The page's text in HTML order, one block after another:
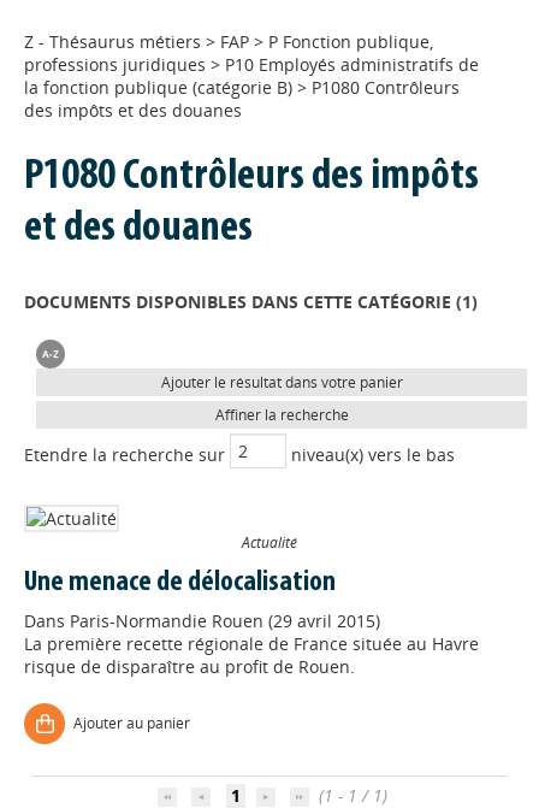
Z - Thésaurus métiers > FAP > P Fonction publique,
professions juridiques > P10 Employés administratifs de
la fonction publique (catégorie B) > P1080 Contrôleurs
des impôts et des douanes
P1080 Contrôleurs des impôts
et des douanes
DOCUMENTS DISPONIBLES DANS CETTE CATÉGORIE (1)
Ajouter le résultat dans votre panier
Affiner la recherche
Etendre la recherche sur niveau(x) vers le bas
Actualité
Une menace de délocalisation
Dans Paris-Normandie Rouen (29 avril 2015)
La première recette régionale de France située au Havre
risque de disparaître au profit de Rouen.
Ajouter au panier
1 (1 - 1 / 1)
Appels à projets